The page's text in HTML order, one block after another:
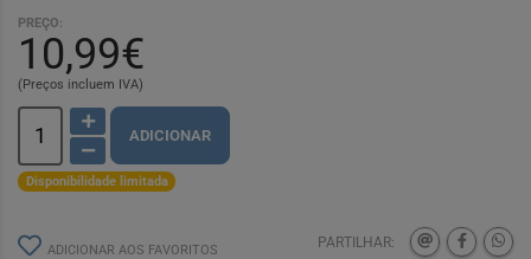
PREÇO:
10,99€
(Preços incluem IVA)
ADICIONAR
Disponibilidade limitada
ADICIONAR AOS FAVORITOS PARTILHAR: